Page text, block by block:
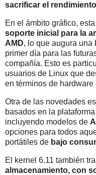
sacrificar el
En el ámbito gráfico,
soporte inicial para la
AMD, lo que augura una
primer día para las
compañía. Esto es
usuarios de Linux que
en términos de hardware
Otra de las novedades
basados en la plataforma
incluyendo modelos de
opciones para todos
portátiles de bajo
El kernel 6.11 también
almacenamiento, con